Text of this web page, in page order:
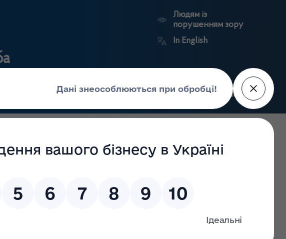
Людям із
порушенням зору
In English
Прес-центр Пошук
крові та
сертифікація
нагляд
реєстри
портал
Держлікслужби
Кіровоградської області
закладів